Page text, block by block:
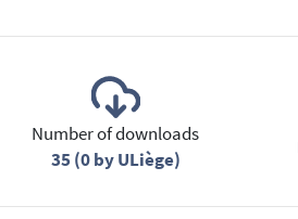
Number of downloads
35 (0 by ULiège)